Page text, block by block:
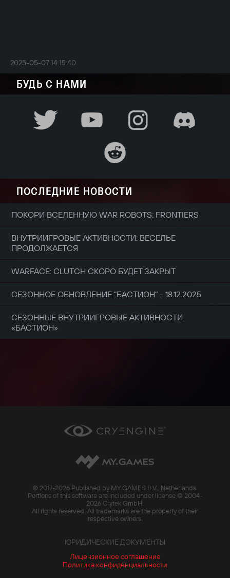
2025-05-07 14:15:40
БУДЬ С НАМИ
ПОСЛЕДНИЕ НОВОСТИ
ПОКОРИ ВСЕЛЕННУЮ WAR ROBOTS: FRONTIERS
ВНУТРИИГРОВЫЕ АКТИВНОСТИ: ВЕСЕЛЬЕ
ПРОДОЛЖАЕТСЯ
WARFACE: CLUTCH СКОРО БУДЕТ ЗАКРЫТ
СЕЗОННОЕ ОБНОВЛЕНИЕ "БАСТИОН" - 18.12.2025
СЕЗОННЫЕ ВНУТРИИГРОВЫЕ АКТИВНОСТИ
«БАСТИОН»
© 2017-2026 Published by MY.GAMES B.V., Netherlands.
Portions of this software are included under license © 2004-
2026 Crytek GmbH.
All rights reserved. All trademarks are the property of their
respective owners.
ЮРИДИЧЕСКИЕ ДОКУМЕНТЫ
Лицензионное соглашение
Политика конфиденциальности